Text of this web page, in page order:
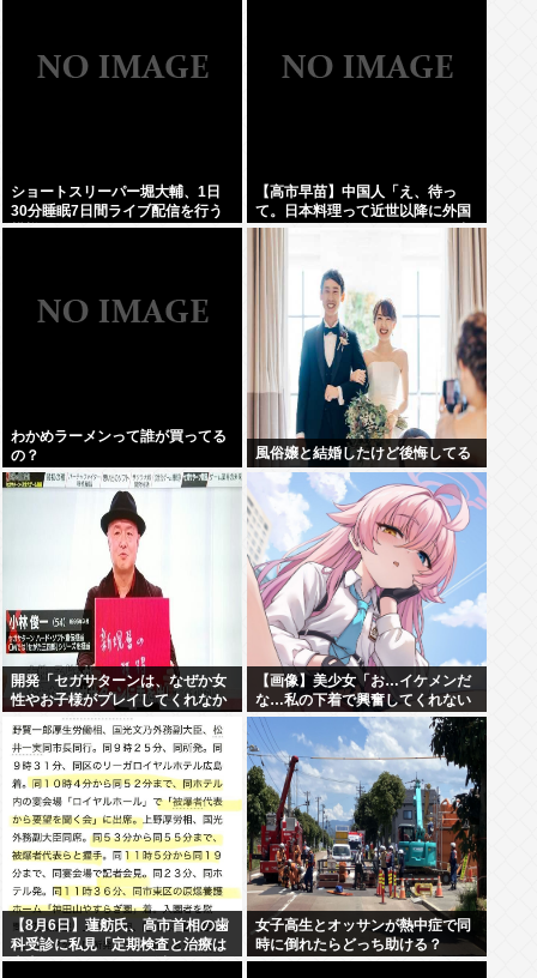
ショートスリーパー堀大輔、1日
30分睡眠7日間ライブ配信を行う
模様www
【高市早苗】中国人「え、待っ
て。日本料理って近世以降に外国
からパクった物ばっかじゃね？中
世以前のジャップは何を食べてた
んだよ」
わかめラーメンって誰が買ってる
の？
風俗嬢と結婚したけど後悔してる
開発「セガサターンは、なぜか女
性やお子様がプレイしてくれなか
【画像】美少女「お…イケメンだ
な…私の下着で興奮してくれない
かな…」
【8月6日】蓮舫氏、高市首相の歯
科受診に私見「定期検査と治療は
大事ですが…この日を避けて行く
女子高生とオッサンが熱中症で同
時に倒れたらどっち助ける？